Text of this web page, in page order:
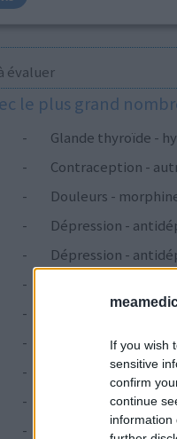
If you wish
sensitive
confirm
continue
information
évaluer
le plus grand
-
Glande thyroïde -
-
Contraception -
-
Douleurs -
-
Dépression -
-
Dépression -
-
-
Dépression -
-
-
Cholestérol
-
Antibiotiques -
-
Dépression -